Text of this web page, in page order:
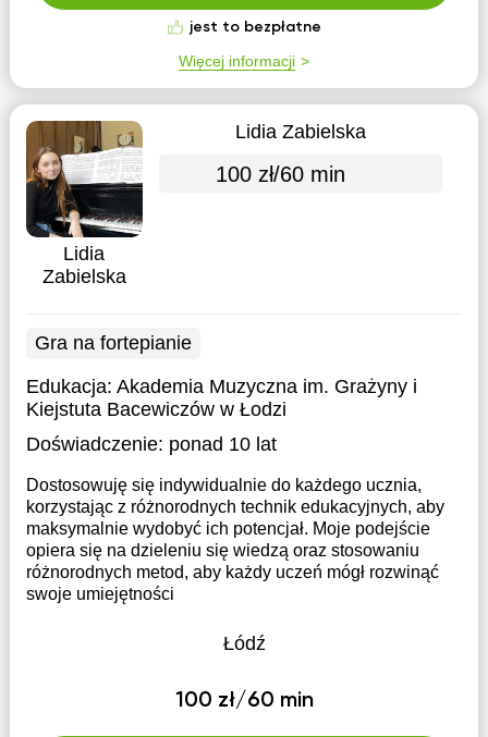
jest to bezpłatne
Więcej informacji
Lidia
Zabielska
Lidia Zabielska
100 zł/60 min
Gra na fortepianie
Edukacja: Akademia Muzyczna im. Grażyny i
Kiejstuta Bacewiczów w Łodzi
Doświadczenie: ponad 10 lat
Dostosowuję się indywidualnie do każdego ucznia,
korzystając z różnorodnych technik edukacyjnych, aby
maksymalnie wydobyć ich potencjał. Moje podejście
opiera się na dzieleniu się wiedzą oraz stosowaniu
różnorodnych metod, aby każdy uczeń mógł rozwinąć
swoje umiejętności
Łódź
100 zł/60 min